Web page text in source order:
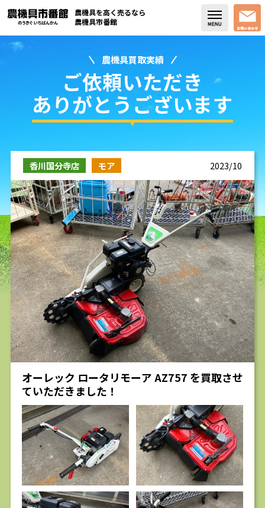
買取実績
コラム・スタッフブログ
取り扱い商品
販売中の農機具
よく頂く質問
お問い合わせ
求人
農機具を高く売るなら
農機具市番館
農機具買取実績
ご依頼いただき
ありがとうございます
香川国分寺店 モア 2023/10
オーレック ロータリモーア AZ757 を買取させ
ていただきました！